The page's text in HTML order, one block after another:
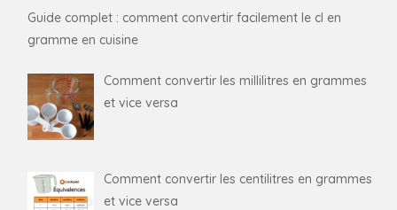
Guide complet : comment convertir facilement le cl en
gramme en cuisine
Comment convertir les millilitres en grammes
et vice versa
Comment convertir les centilitres en grammes
et vice versa